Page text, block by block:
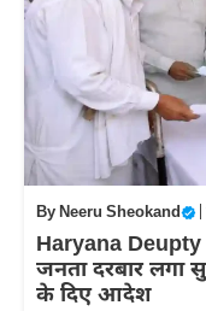
ByNeeru Sheokand
Haryana Deupty
जनता दरबार लगा
के दिए आदेश